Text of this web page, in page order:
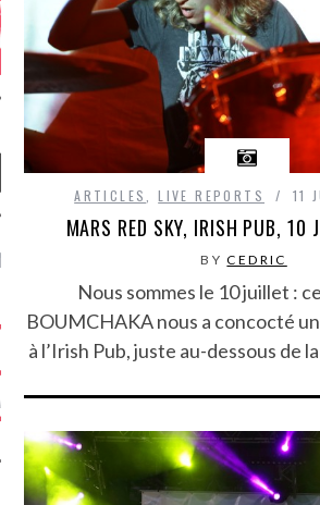
CRITIQUES
5.4
CLAN – A BE...
6.8
– HEL...
ARTICLES ,LIVE REPORTS 11
MARS RED SKY, IRISH PUB, 10
BYCEDRIC
Nous sommes le 10 juillet :
BOUMCHAKA nous a concocté
à l’Irish Pub, juste au-dessous de